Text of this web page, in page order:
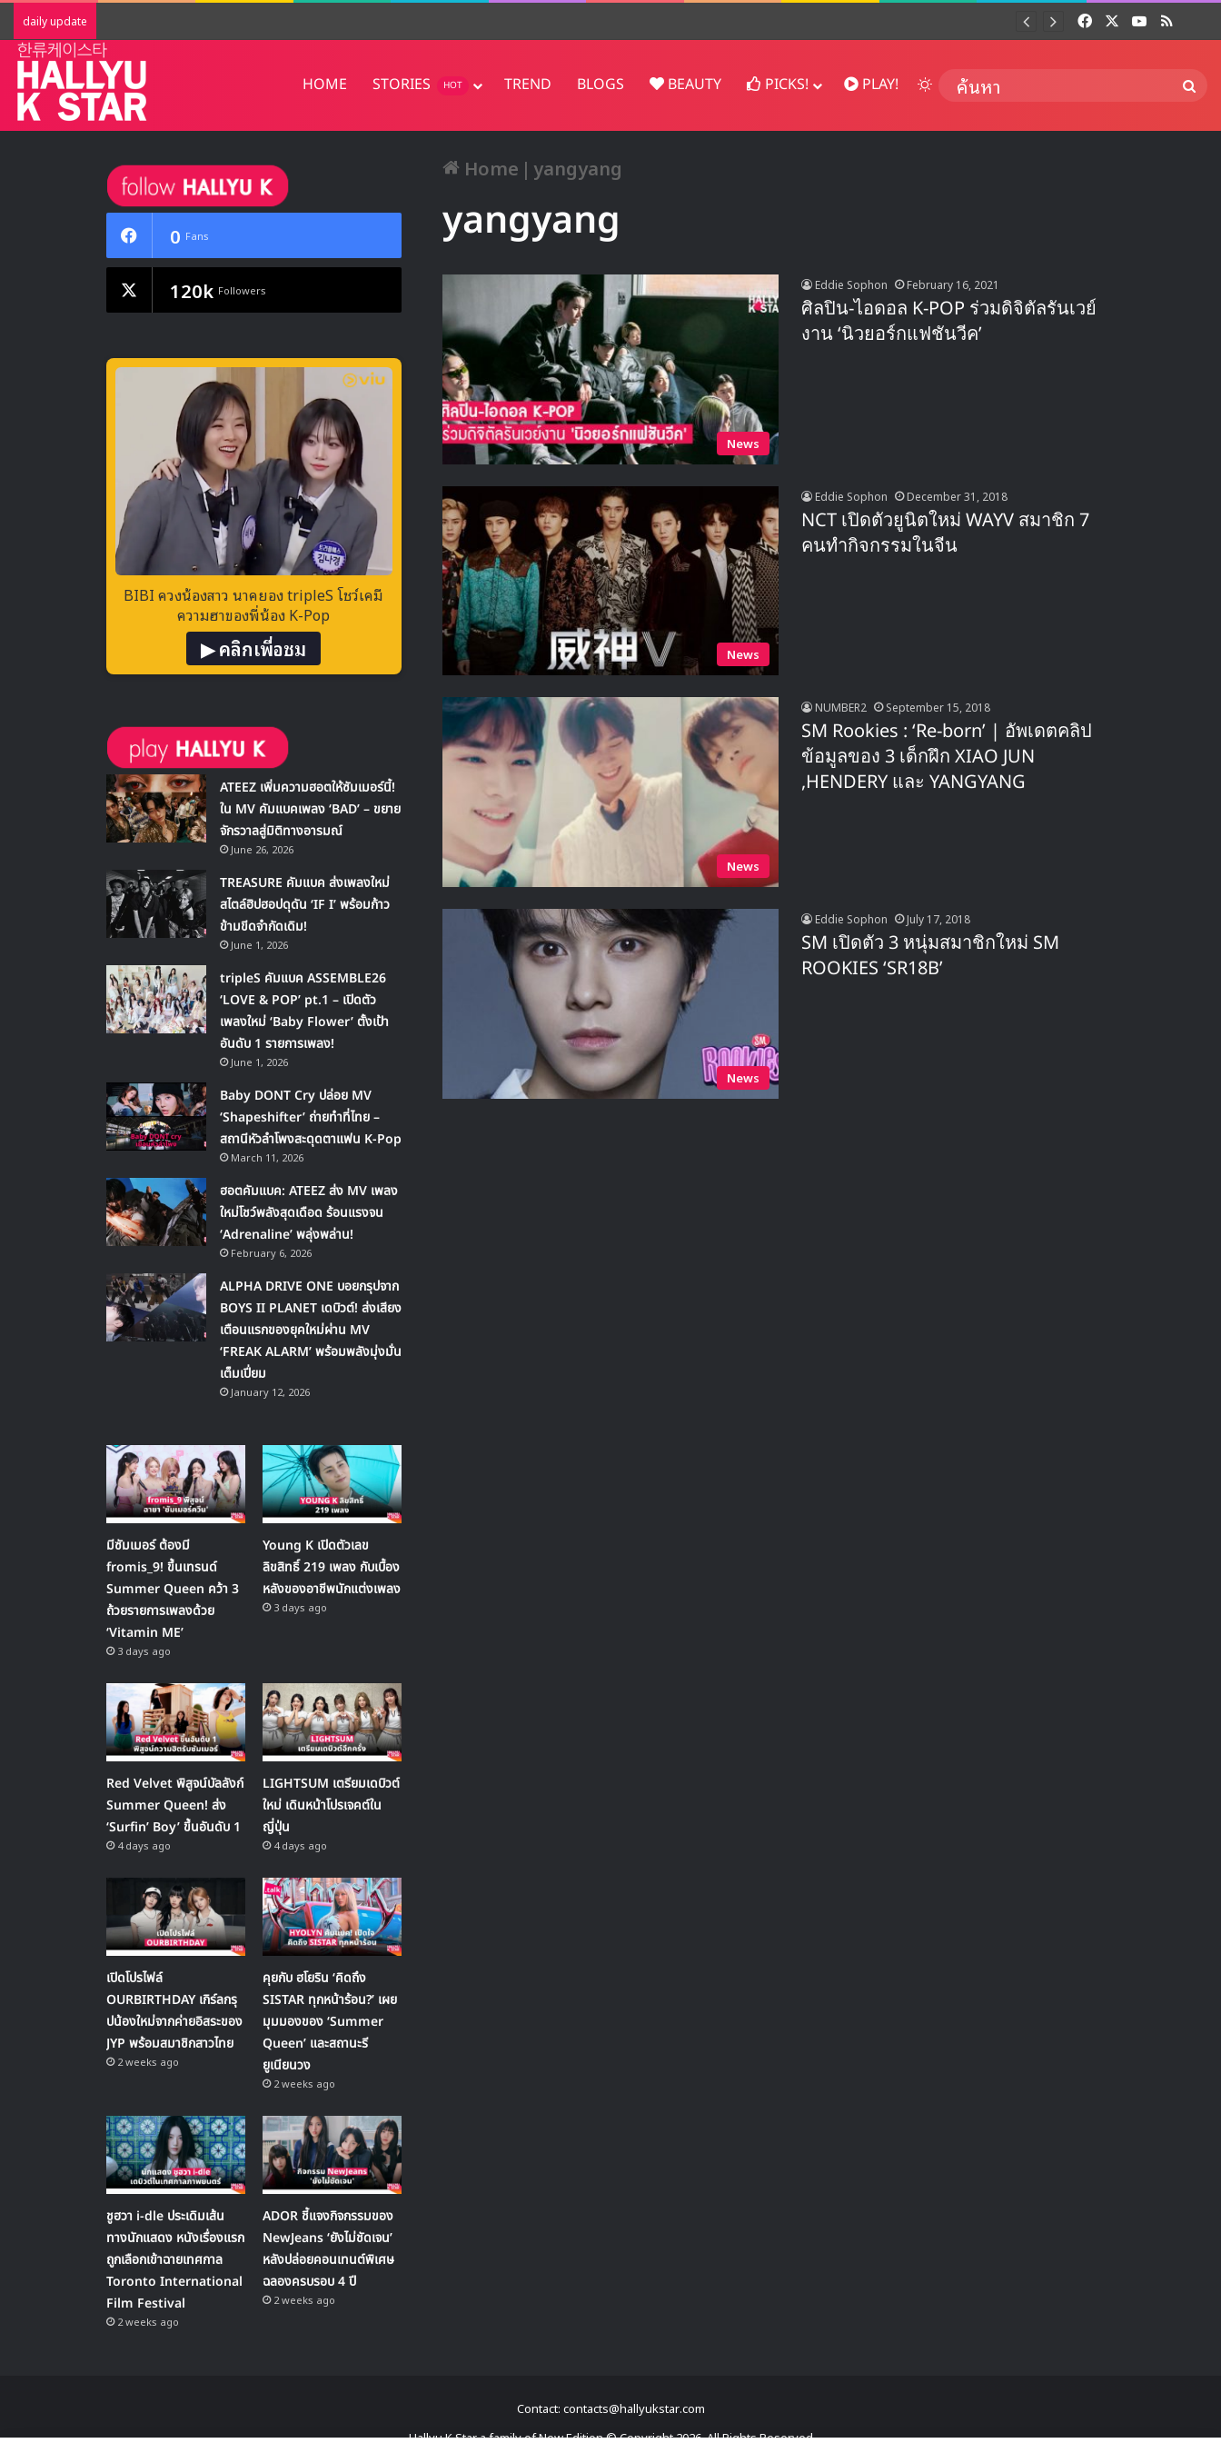
daily update FacebookYouTube
RSS
HOME STORIES HOT TREND BLOGS BEAUTY PICKS! PLAY! Switch skin
Home | yangyang
yangyang
News
Eddie Sophon February 16, 2021
ศิลปิน-ไอดอล K-POP ร่วมดิจิตัลรันเวย์
งาน ‘นิวยอร์กแฟชันวีค’
News
Eddie Sophon December 31, 2018
NCT เปิดตัวยูนิตใหม่ WAYV สมาชิก 7
คนทำกิจกรรมในจีน
News
NUMBER2 September 15, 2018
SM Rookies : ‘Re-born’ | อัพเดตคลิป
ข้อมูลของ 3 เด็กฝึก XIAO JUN
,HENDERY และ YANGYANG
News
Eddie Sophon July 17, 2018
SM เปิดตัว 3 หนุ่มสมาชิกใหม่ SM
ROOKIES ‘SR18B’
0 Fans
120k Followers
BIBI ควงน้องสาว นาคยอง tripleS โชว์เคมี
ความฮาของพี่น้อง K-Pop
▶ คลิกเพื่อชม
ATEEZ เพิ่มความฮอตให้ซัมเมอร์นี้!
ใน MV คัมแบคเพลง ‘BAD’ – ขยาย
จักรวาลสู่มิติทางอารมณ์
June 26, 2026
TREASURE คัมแบค ส่งเพลงใหม่
สไตล์ฮิปฮอปดุดัน ‘IF I’ พร้อมก้าว
ข้ามขีดจำกัดเดิม!
June 1, 2026
tripleS คัมแบค ASSEMBLE26
‘LOVE & POP’ pt.1 – เปิดตัว
เพลงใหม่ ‘Baby Flower’ ตั้งเป้า
อันดับ 1 รายการเพลง!
June 1, 2026
Baby DONT Cry ปล่อย MV
‘Shapeshifter’ ถ่ายทำที่ไทย –
สถานีหัวลำโพงสะดุดตาแฟน K-Pop
March 11, 2026
ฮอตคัมแบค: ATEEZ ส่ง MV เพลง
ใหม่โชว์พลังสุดเดือด ร้อนแรงจน
‘Adrenaline’ พลุ่งพล่าน!
February 6, 2026
ALPHA DRIVE ONE บอยกรุปจาก
BOYS II PLANET เดบิวต์! ส่งเสียง
เตือนแรกของยุคใหม่ผ่าน MV
‘FREAK ALARM’ พร้อมพลังมุ่งมั่น
เต็มเปี่ยม
January 12, 2026
มีซัมเมอร์ ต้องมี
fromis_9! ขึ้นเทรนด์
Summer Queen คว้า 3
ถ้วยรายการเพลงด้วย
‘Vitamin ME’
3 days ago
Young K เปิดตัวเลข
ลิขสิทธิ์ 219 เพลง กับเบื้อง
หลังของอาชีพนักแต่งเพลง
3 days ago
Red Velvet พิสูจน์บัลลังก์
Summer Queen! ส่ง
‘Surfin’ Boy’ ขึ้นอันดับ 1
4 days ago
LIGHTSUM เตรียมเดบิวต์
ใหม่ เดินหน้าโปรเจคต์ใน
ญี่ปุ่น
4 days ago
เปิดโปรไฟล์
OURBIRTHDAY เกิร์ลกรุ
ปน้องใหม่จากค่ายอิสระของ
JYP พร้อมสมาชิกสาวไทย
2 weeks ago
คุยกับ ฮโยริน ‘คิดถึง
SISTAR ทุกหน้าร้อน?’ เผย
มุมมองของ ‘Summer
Queen’ และสถานะรี
ยูเนียนวง
2 weeks ago
ชูฮวา i-dle ประเดิมเส้น
ทางนักแสดง หนังเรื่องแรก
ถูกเลือกเข้าฉายเทศกาล
Toronto International
Film Festival
2 weeks ago
ADOR ชี้แจงกิจกรรมของ
NewJeans ‘ยังไม่ชัดเจน’
หลังปล่อยคอนเทนต์พิเศษ
ฉลองครบรอบ 4 ปี
2 weeks ago
Contact: contacts@hallyukstar.com
Hallyu K Star a family of New Edition © Copyright 2026, All Rights Reserved